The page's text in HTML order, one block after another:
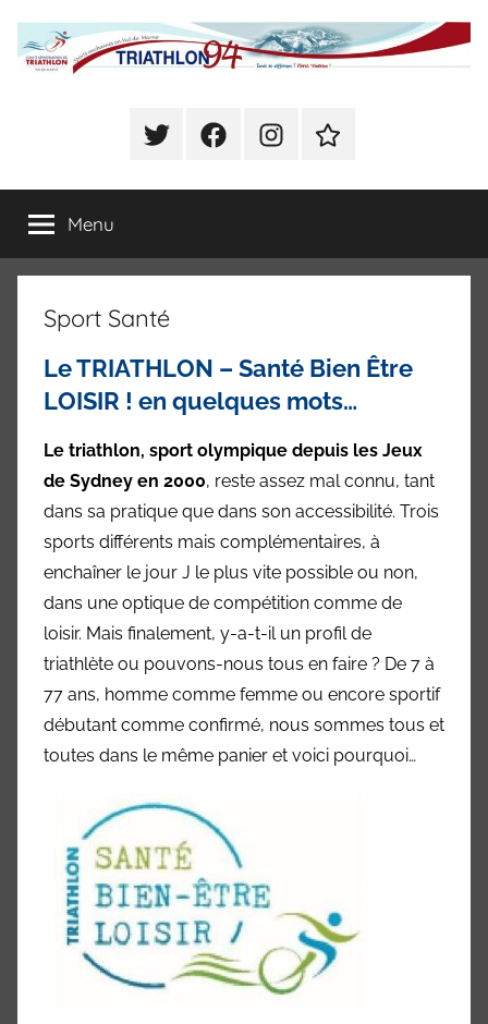
contenu
Comité
de
Triathlon
du
Val
de
Marne
94)
Marne
(Triathlon,
Swim
Bike
Raid)
Twitter FacebookInstagram
Se
Présent
CHOISY
Menu
Sport Santé
Le TRIATHLON – Santé Bien Être
LOISIR ! en quelques mots…
Le triathlon, sport olympique depuis les Jeux
de Sydney en 2000, reste assez mal connu, tant
dans sa pratique que dans son accessibilité. Trois
sports différents mais complémentaires, à
enchaîner le jour J le plus vite possible ou non,
dans une optique de compétition comme de
loisir. Mais finalement, y-a-t-il un profil de
triathlète ou pouvons-nous tous en faire ? De 7 à
77 ans, homme comme femme ou encore sportif
débutant comme confirmé, nous sommes tous et
toutes dans le même panier et voici pourquoi…